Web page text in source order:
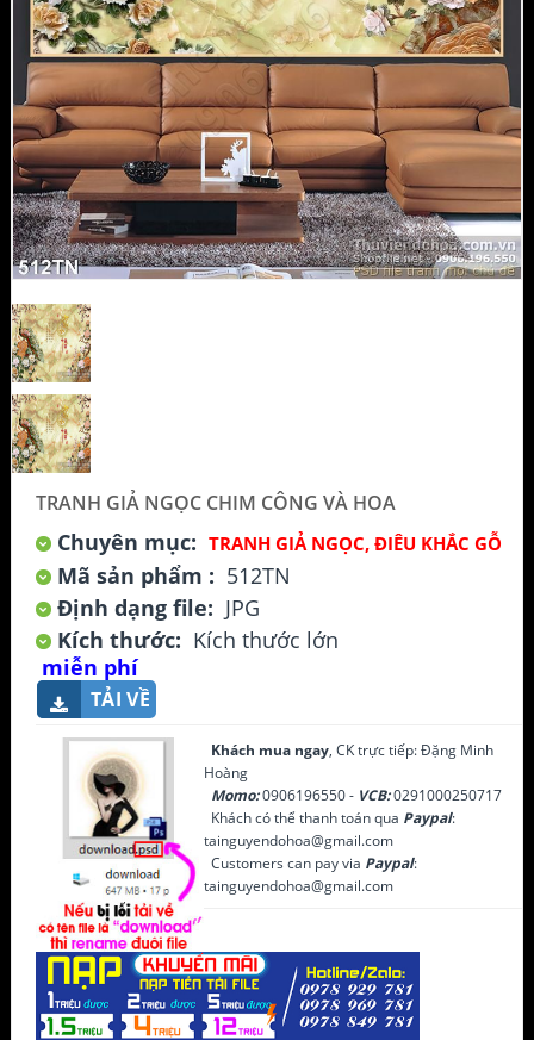
TRANH GIẢ NGỌC CHIM CÔNG VÀ HOA
Chuyên mục: TRANH GIẢ NGỌC, ĐIÊU KHẮC GỖ
Mã sản phẩm : 512TN
Định dạng file: JPG
Kích thước: Kích thước lớn
miễn phí
TẢI VỀ
Khách mua ngay, CK trực tiếp: Đặng Minh
Hoàng
Momo:0906196550 - VCB:0291000250717
Khách có thể thanh toán qua Paypal:
tainguyendohoa@gmail.com
Customers can pay via Paypal:
tainguyendohoa@gmail.com